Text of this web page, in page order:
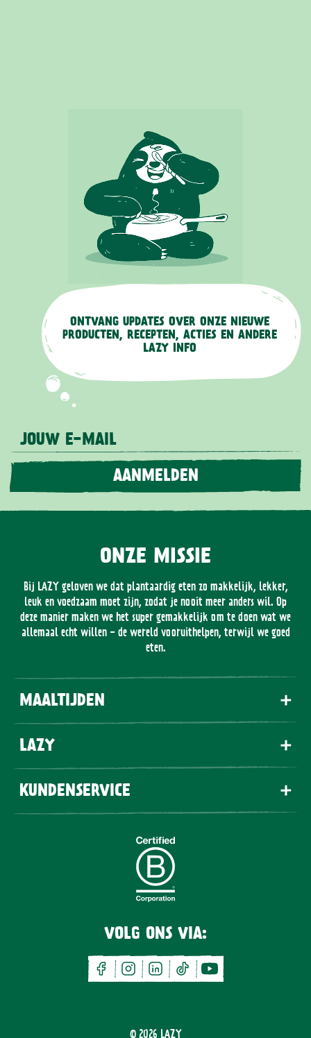
ONTVANG UPDATES OVER ONZE NIEUWE
PRODUCTEN, RECEPTEN, ACTIES EN ANDERE
LAZY INFO
JOUW E-MAIL
AANMELDEN
ONZE MISSIE
Bij LAZY geloven we dat plantaardig eten zo makkelijk, lekker,
leuk en voedzaam moet zijn, zodat je nooit meer anders wil. Op
deze manier maken we het super gemakkelijk om te doen wat we
allemaal echt willen - de wereld vooruithelpen, terwijl we goed
eten.
MAALTIJDEN
LAZY
KUNDENSERVICE
VOLG ONS VIA:
facebookinstagramlinkedintiktok youtube
© 2026 LAZY